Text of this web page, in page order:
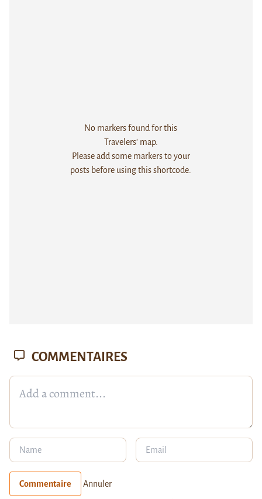
No markers found for this
Travelers' map.
Please add some markers to your
posts before using this shortcode.
COMMENTAIRES
Commentaire Annuler